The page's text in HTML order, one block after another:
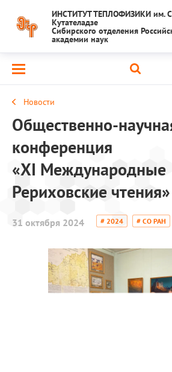
ИНСТИТУТ ТЕПЛОФИЗИКИ им.
Кутателадзе
Сибирского отделения
академии наук
Новости
Общественно-
конференция
«XI Международные
Рериховские чтения»
31 октября 2024 # 2024 # СО РАН